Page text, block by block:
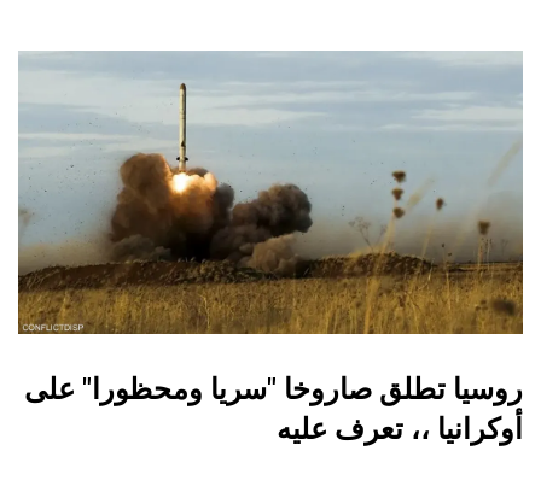
روسيا تطلق صاروخا "سريا ومحظورا" على
أوكرانيا ،، تعرف عليه